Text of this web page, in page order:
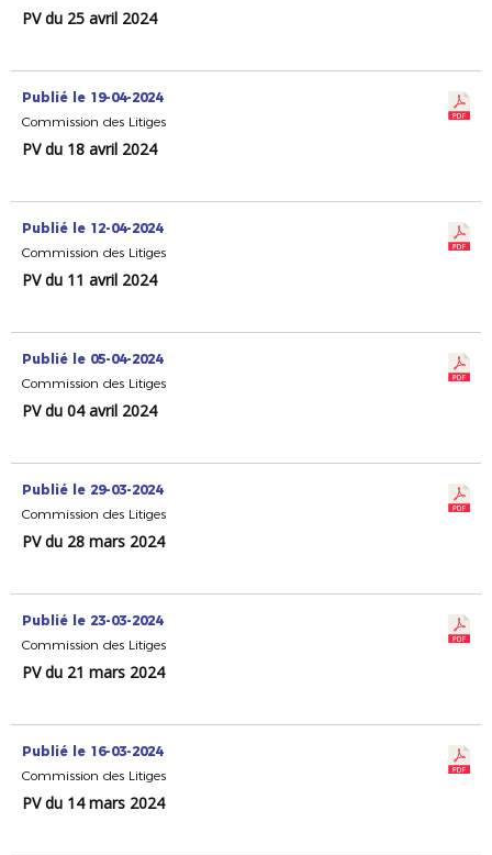
PV du 25 avril 2024
Publié le 19-04-2024
Commission des Litiges
PV du 18 avril 2024
Publié le 12-04-2024
Commission des Litiges
PV du 11 avril 2024
Publié le 05-04-2024
Commission des Litiges
PV du 04 avril 2024
Publié le 29-03-2024
Commission des Litiges
PV du 28 mars 2024
Publié le 23-03-2024
Commission des Litiges
PV du 21 mars 2024
Publié le 16-03-2024
Commission des Litiges
PV du 14 mars 2024